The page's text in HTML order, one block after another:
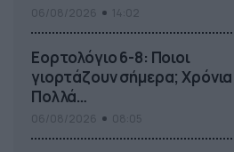
το Pamestoixima.gr
Εορτολόγιο 6-8: Ποιοι
γιορτάζουν σήμερα; Χρόνια
Πολλά…